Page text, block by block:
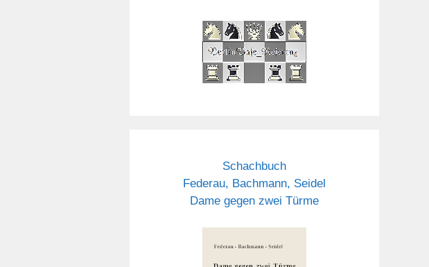
Schachbuch
Federau, Bachmann, Seidel
Dame gegen zwei Türme